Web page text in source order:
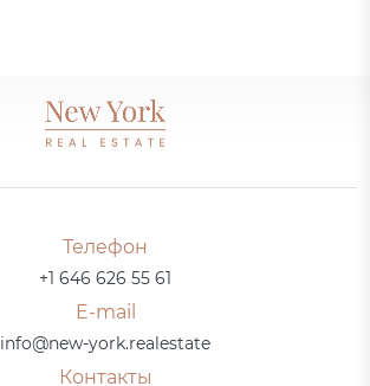
Телефон
+1 646 626 55 61
E-mail
info@new-york.realestate
Контакты